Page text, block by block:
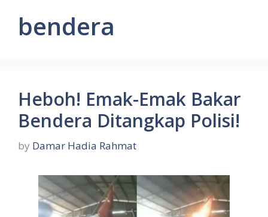
bendera
Heboh! Emak-Emak Bakar
Bendera Ditangkap Polisi!
by Damar Hadia Rahmat